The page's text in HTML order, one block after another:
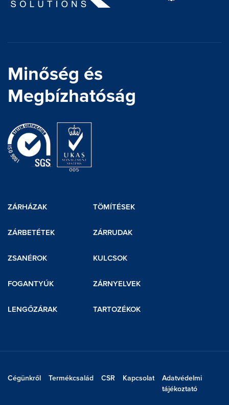
Minőség és
Megbízhatóság
ZÁRHÁZAK
ZÁRBETÉTEK
ZSANÉROK
FOGANTYÚK
LENGŐZÁRAK
TÖMÍTÉSEK
ZÁRRUDAK
KULCSOK
ZÁRNYELVEK
TARTOZÉKOK
Cégünkről Termékcsalád CSR Kapcsolat
Adatvédelmi
tájékoztató